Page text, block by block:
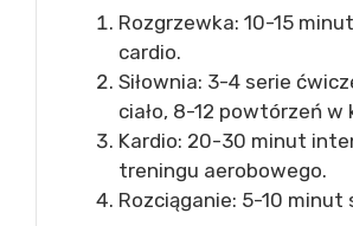
Rozgrzewka: 10-15
cardio.
Siłownia: 3-4 serie
ciało, 8-12 powtórzeń w
Kardio: 20-30 minut
treningu aerobowego.
Rozciąganie: 5-10